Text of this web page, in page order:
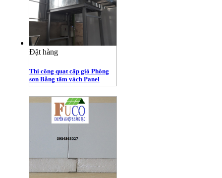
Đặt hàng
Thi công quạt cấp gió Phòng
sơn Bằng tấm vách Panel